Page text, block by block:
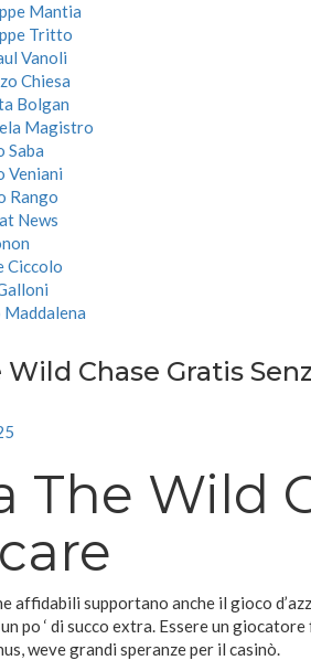
Mantia
Tritto
Vanoli
Chiesa
Bolgan
Magistro
Saba
Veniani
Rango
News
Ciccolo
Maddalena
Wild Chase Gratis
The Wild
affidabili supportano anche il gioco
po ‘ di succo extra. Essere un
weve grandi speranze per il casinò.